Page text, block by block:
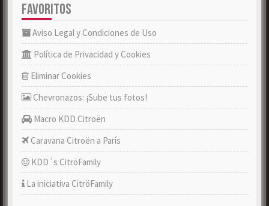
FAVORITOS
Aviso Legal y Condiciones de Uso
Política de Privacidad y Cookies
Eliminar Cookies
Chevronazos: ¡Sube tus fotos!
Macro KDD Citroën
Caravana Citroën a París
KDD´s CitröFamily
La iniciativa CitröFamily